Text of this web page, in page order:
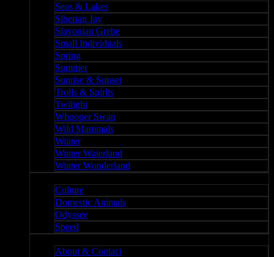
Seas & Lakes
Siberian Jay
Slavonian Grebe
Small Individuals
Spring
Summer
Sunrise & Sunset
Trolls & Spirits
Twilight
Whooper Swan
Wild Mammals
Winter
Winter Waterland
Winter Wonderland
Culture
Domestic Animals
Odyssee
Speed
About & Contact